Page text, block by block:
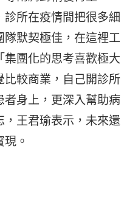
所在疫情間把很多細
默契極佳，在這裡工
團化的思考喜歡極大
較商業，自己開診所
身上，更深入幫助病
王君瑜表示，未來還
。